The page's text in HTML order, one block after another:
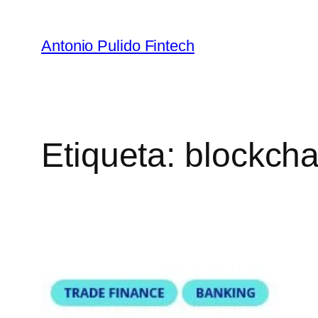
Antonio Pulido Fintech
Etiqueta: